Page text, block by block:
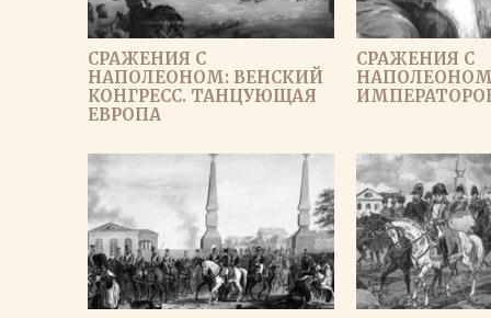
СРАЖЕНИЯ С
НАПОЛЕОНОМ: ВЕНСКИЙ
КОНГРЕСС. ТАНЦУЮЩАЯ
ЕВРОПА
СРАЖЕНИЯ С
НАПОЛЕОНОМ: